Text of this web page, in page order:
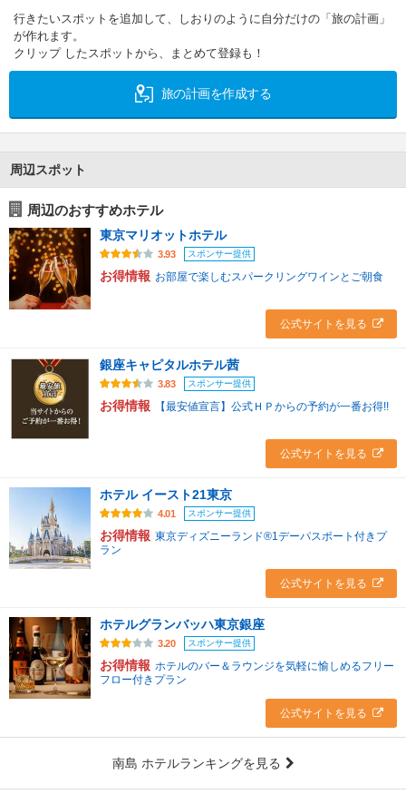
行きたいスポットを追加して、しおりのように自分だけの「旅の計画」
が作れます。
クリップ したスポットから、まとめて登録も！
旅の計画を作成する
周辺スポット
周辺のおすすめホテル
東京マリオットホテル
3.93 スポンサー提供
お得情報 お部屋で楽しむスパークリングワインとご朝食
公式サイトを見る
銀座キャピタルホテル茜
3.83 スポンサー提供
お得情報 【最安値宣言】公式ＨＰからの予約が一番お得!!
公式サイトを見る
ホテル イースト21東京
4.01 スポンサー提供
お得情報 東京ディズニーランド®1デーパスポート付きプ
ラン
公式サイトを見る
ホテルグランバッハ東京銀座
3.20 スポンサー提供
お得情報 ホテルのバー＆ラウンジを気軽に愉しめるフリー
フロー付きプラン
公式サイトを見る
南島 ホテルランキングを見る